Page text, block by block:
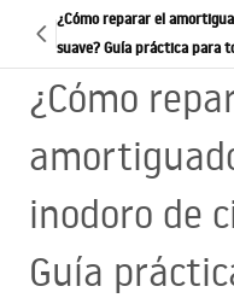
¿Cómo reparar el
suave? Guía práctica para
¿Cómo
inodoro de
Guía